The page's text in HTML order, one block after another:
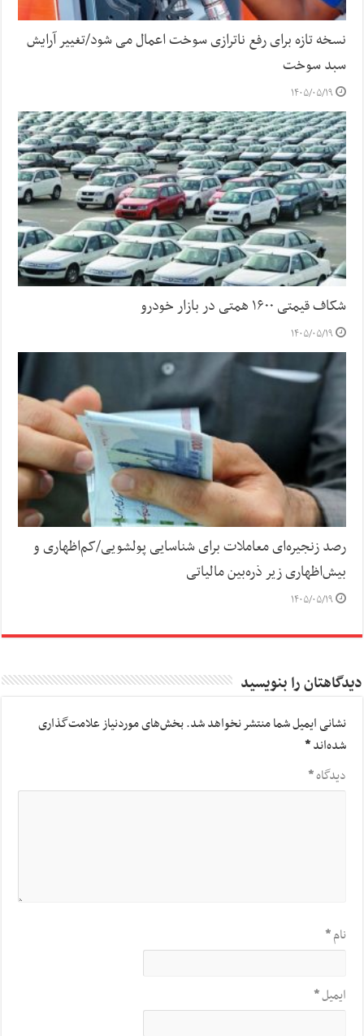
نسخه تازه برای رفع ناترازی سوخت اعمال می شود/تغییر آرایش
سبد سوخت
۱۴۰۵/۰۵/۱۹
شکاف قیمتی ۱۶۰۰ همتی در بازار خودرو
۱۴۰۵/۰۵/۱۹
رصد زنجیره‌ای معاملات برای شناسایی پولشویی/کم‌اظهاری و
بیش‌اظهاری زیر ذره‌بین مالیاتی
۱۴۰۵/۰۵/۱۹
دیدگاهتان را بنویسید
نشانی ایمیل شما منتشر نخواهد شد.بخش‌های موردنیاز علامت‌گذاری
شده‌اند*
دیدگاه*
نام*
ایمیل*